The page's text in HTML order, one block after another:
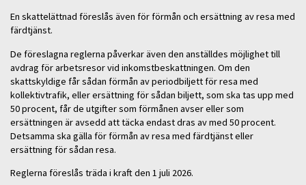
En skattelättnad föreslås även för förmån och ersättning av resa med
färdtjänst.
De föreslagna reglerna påverkar även den anställdes möjlighet till
avdrag för arbetsresor vid inkomstbeskattningen. Om den
skattskyldige får sådan förmån av periodbiljett för resa med
kollektivtrafik, eller ersättning för sådan biljett, som ska tas upp med
50 procent, får de utgifter som förmånen avser eller som
ersättningen är avsedd att täcka endast dras av med 50 procent.
Detsamma ska gälla för förmån av resa med färdtjänst eller
ersättning för sådan resa.
Reglerna föreslås träda i kraft den 1 juli 2026.